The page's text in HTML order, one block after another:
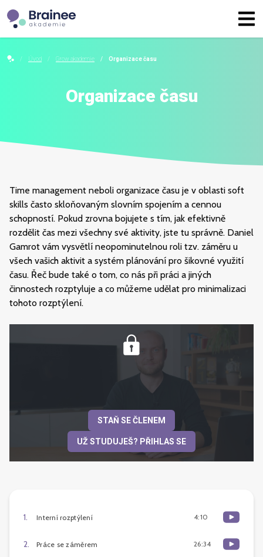
Úvod Grow akademie Organizace času
Organizace času
Time management neboli organizace času je v oblasti soft
skills často skloňovaným slovním spojením a cennou
schopností. Pokud zrovna bojujete s tím, jak efektivně
rozdělit čas mezi všechny své aktivity, jste tu správně. Daniel
Gamrot vám vysvětlí neopominutelnou roli tzv. záměru u
všech vašich aktivit a systém plánování pro šikovné využití
času. Řeč bude také o tom, co nás při práci a jiných
činnostech rozptyluje a co můžeme udělat pro minimalizaci
tohoto rozptýlení.
STAŇ SE ČLENEM
UŽ STUDUJEŠ? PŘIHLAS SE
1. Interní rozptýlení 4:10
2. Práce se záměrem 26:34